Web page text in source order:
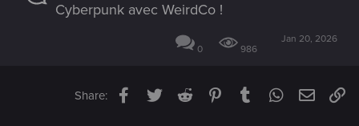
Cyberpunk avec WeirdCo !
0 986
Jan 20, 2026
Share: Facebook
TwitterReddit PinterestTumblrWhatsApp
Email